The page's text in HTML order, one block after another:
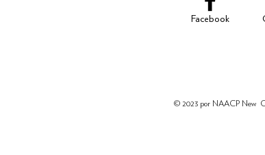
Facebook
© 2023 por NAACP New